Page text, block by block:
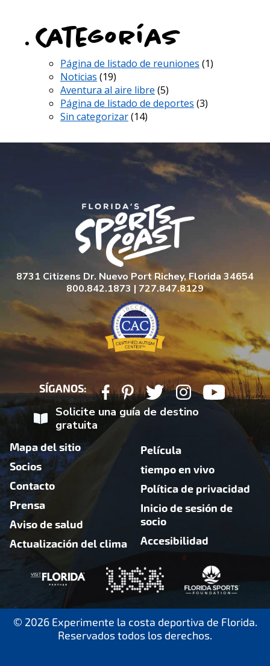
Categorías
Página de listado de reuniones (1)
Noticias (19)
Aventura al aire libre (5)
Página de listado de deportes (3)
Sin categorizar(14)
8731 Citizens Dr. Nuevo Port Richey, Florida 34654
800.842.1873 | 727.847.8129
SÍGANOS:
Solicite una guía de destino
gratuita
Mapa del sitio
Socios
Contacto
Prensa
Aviso de salud
Actualización del clima
Película
tiempo en vivo
Política de privacidad
Inicio de sesión de
socio
Accesibilidad
© 2026 Experimente la costa deportiva de Florida.
Reservados todos los derechos.